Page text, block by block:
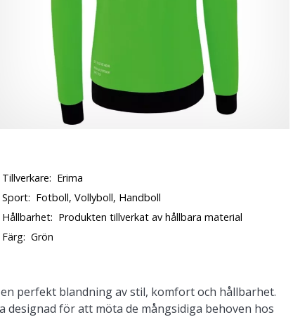
Tillverkare: Erima
Sport: Fotboll, Vollyboll, Handboll
Hållbarhet: Produkten tillverkat av hållbara material
Färg: Grön
perfekt blandning av stil, komfort och hållbarhet.
för att möta de mångsidiga behoven hos